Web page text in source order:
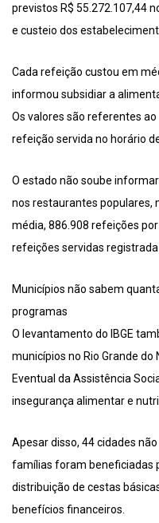
previstos R$ 55.272.107,44
e custeio dos
Cada refeição custou em
informou subsidiar a
Os valores são referentes
refeição servida no horário
O estado não soube
nos restaurantes populares,
média, 886.908 refeições
refeições servidas registrada
Municípios não sabem
programas
O levantamento do IBGE
municípios no Rio Grande
Eventual da Assistência
insegurança alimentar e
Apesar disso, 44 cidades
famílias foram beneficiadas
distribuição de cestas
benefícios financeiros.